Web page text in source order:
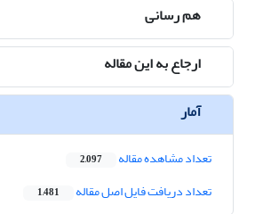
هم رسانی
ارجاع به این مقاله
آمار
تعداد مشاهده مقاله 2,097
تعداد دریافت فایل اصل مقاله 1,481